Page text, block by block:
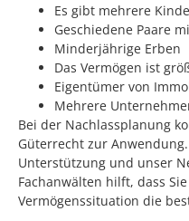
Es gibt mehrere
Geschiedene Paare
Minderjährige Erben
Das Vermögen ist
Eigentümer von
Mehrere
Bei der Nachlassplanung
Güterrecht zur
Unterstützung und unser
Fachanwälten hilft, dass
Vermögenssituation die